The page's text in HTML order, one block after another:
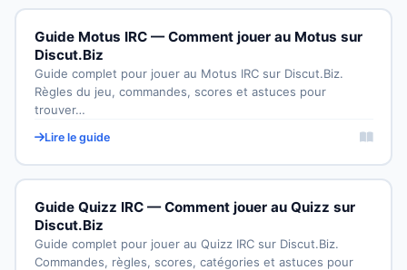
Guide Motus IRC — Comment jouer au Motus sur
Discut.Biz
Guide complet pour jouer au Motus IRC sur Discut.Biz.
Règles du jeu, commandes, scores et astuces pour
trouver…
Lire le guide
Guide Quizz IRC — Comment jouer au Quizz sur
Discut.Biz
Guide complet pour jouer au Quizz IRC sur Discut.Biz.
Commandes, règles, scores, catégories et astuces pour